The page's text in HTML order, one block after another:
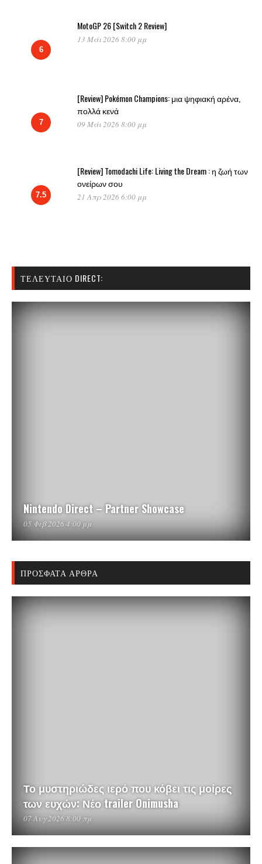
6
MotoGP 26 [Switch 2 Review]
13 Μάι 2026 8:00 μμ
7
[Review] Pokémon Champions: μια ψηφιακή αρένα,
πολλά κενά
09 Μάι 2026 8:00 μμ
7.5
[Review] Tomodachi Life: Living the Dream : η ζωή των
ονείρων σου
21 Απρ 2026 6:00 μμ
ΤΕΛΕΥΤΑΊΟ DIRECT:
Nintendo Direct – Partner Showcase
05 Φεβ 2026 4:00 μμ
ΠΡΌΣΦΑΤΑ ΆΡΘΡΑ
Το μυστηριώδες ιερό που κόβει τις μοίρες
των ευχών: Νέο trailer Onimusha
07 Αυγ 2026 8:00 πμ